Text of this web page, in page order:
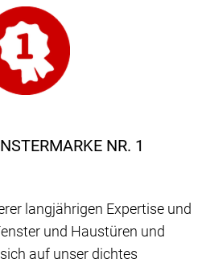
NR. 1
langjährigen Expertise und
und Haustüren und
auf unser dichtes